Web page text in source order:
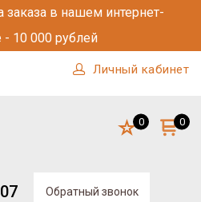
в нашем интернет-
- 10 000 рублей
Личный кабинет
Обратный звонок
0 0